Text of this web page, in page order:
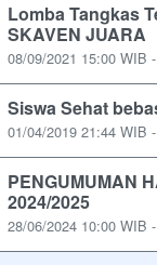
Lomba Tangkas
SKAVEN JUARA
08/09/2021 15:00 WIB
Siswa Sehat
01/04/2019 21:44 WIB
PENGUMUMAN
2024/2025
28/06/2024 10:00 WIB